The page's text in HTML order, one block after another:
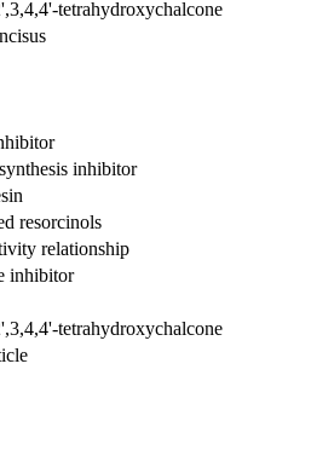
tetrahydroxychalcone
inhibitor
resorcinols
relationship
inhibitor
tetrahydroxychalcone